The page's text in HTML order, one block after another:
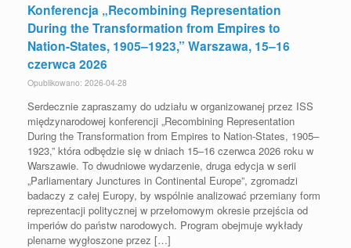
Konferencja „Recombining Representation
During the Transformation from Empires to
Nation-States, 1905–1923,” Warszawa, 15–16
czerwca 2026
Opublikowano: 2026-04-28
Serdecznie zapraszamy do udziału w organizowanej przez ISS
międzynarodowej konferencji „Recombining Representation
During the Transformation from Empires to Nation-States, 1905–
1923,” która odbędzie się w dniach 15–16 czerwca 2026 roku w
Warszawie. To dwudniowe wydarzenie, druga edycja w serii
„Parliamentary Junctures in Continental Europe”, zgromadzi
badaczy z całej Europy, by wspólnie analizować przemiany form
reprezentacji politycznej w przełomowym okresie przejścia od
imperiów do państw narodowych. Program obejmuje wykłady
plenarne wygłoszone przez […]